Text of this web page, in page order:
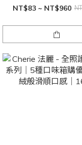
NT$83 ~ NT$960